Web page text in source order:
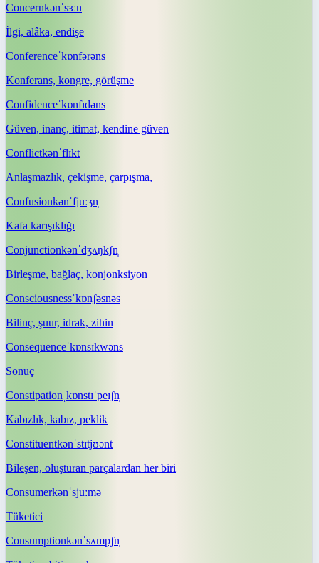
Concernkənˈsɜːn
İlgi, alâka, endişe
Conferenceˈkɒnfərəns
Konferans, kongre, görüşme
Confidenceˈkɒnfɪdəns
Güven, inanç, itimat, kendine güven
Conflictkənˈflɪkt
Anlaşmazlık, çekişme, çarpışma,
Confusionkənˈfjuːʒn̩
Kafa karışıklığı
Conjunctionkənˈdʒʌŋkʃn̩
Birleşme, bağlaç, konjonksiyon
Consciousnessˈkɒnʃəsnəs
Bilinç, şuur, idrak, zihin
Consequenceˈkɒnsɪkwəns
Sonuç
Constipation ˌkɒnstɪˈpeɪʃn̩
Kabızlık, kabız, peklik
Constituentkənˈstɪtjʊənt
Bileşen, oluşturan parçalardan her biri
Consumerkənˈsjuːmə
Tüketici
Consumptionkənˈsʌmpʃn̩